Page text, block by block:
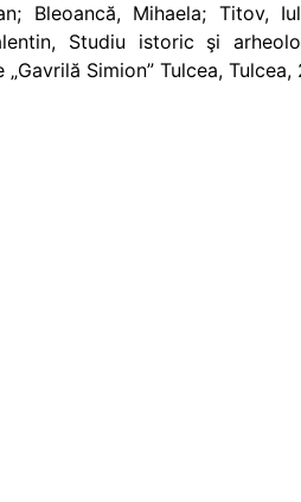
Bleoancă, Mihaela; Titov,
Studiu istoric şi
Simion” Tulcea,